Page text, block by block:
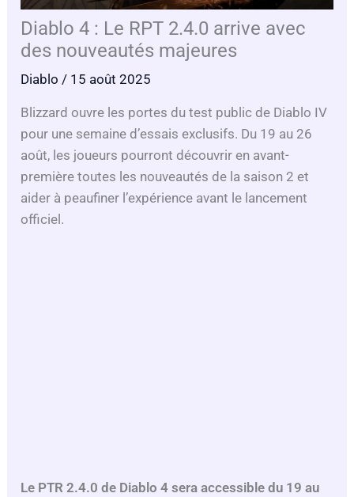
Diablo 4 : Le RPT 2.4.0 arrive avec
des nouveautés majeures
Diablo / 15 août 2025
Blizzard ouvre les portes du test public de Diablo IV
pour une semaine d’essais exclusifs. Du 19 au 26
août, les joueurs pourront découvrir en avant-
première toutes les nouveautés de la saison 2 et
aider à peaufiner l’expérience avant le lancement
officiel.
Le PTR 2.4.0 de Diablo 4 sera accessible du 19 au